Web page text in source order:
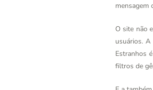
mensagem
O site não
usuários.
Estranhos
filtros de